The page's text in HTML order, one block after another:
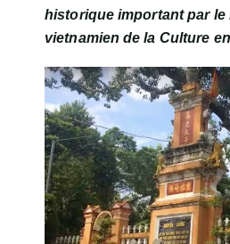
historique important par le
vietnamien de la Culture